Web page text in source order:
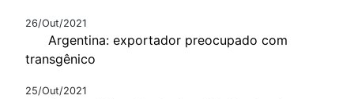
26/Out/2021
Argentina: exportador preocupado com
transgênico
25/Out/2021